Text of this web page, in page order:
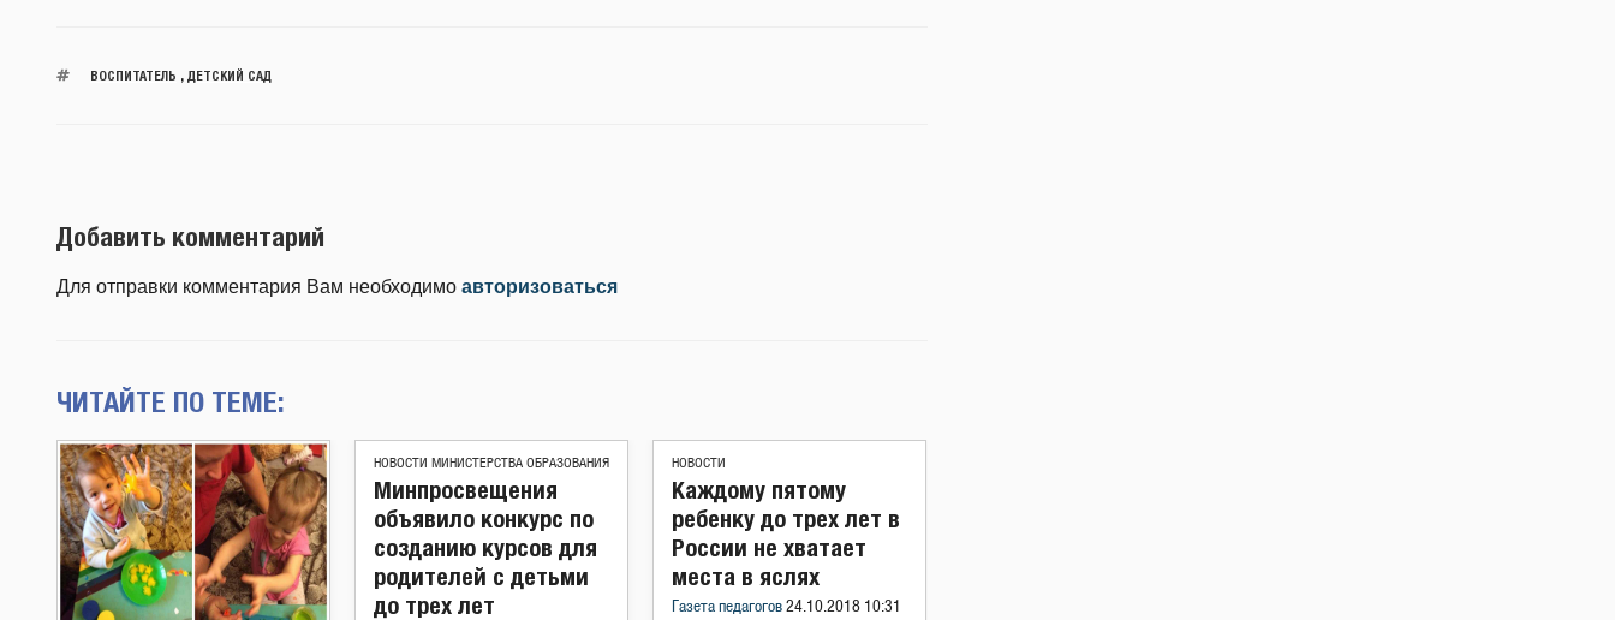
ВОСПИТАТЕЛЬ , ДЕТСКИЙ САД
Добавить комментарий
Для отправки комментария Вам необходимо авторизоваться
ЧИТАЙТЕ ПО ТЕМЕ:
НОВОСТИ МИНИСТЕРСТВА ОБРАЗОВАНИЯ
Минпросвещения
объявило конкурс по
созданию курсов для
родителей с детьми
до трех лет
НОВОСТИ
Каждому пятому
ребенку до трех лет в
России не хватает
места в яслях
Газета педагогов 24.10.2018 10:31